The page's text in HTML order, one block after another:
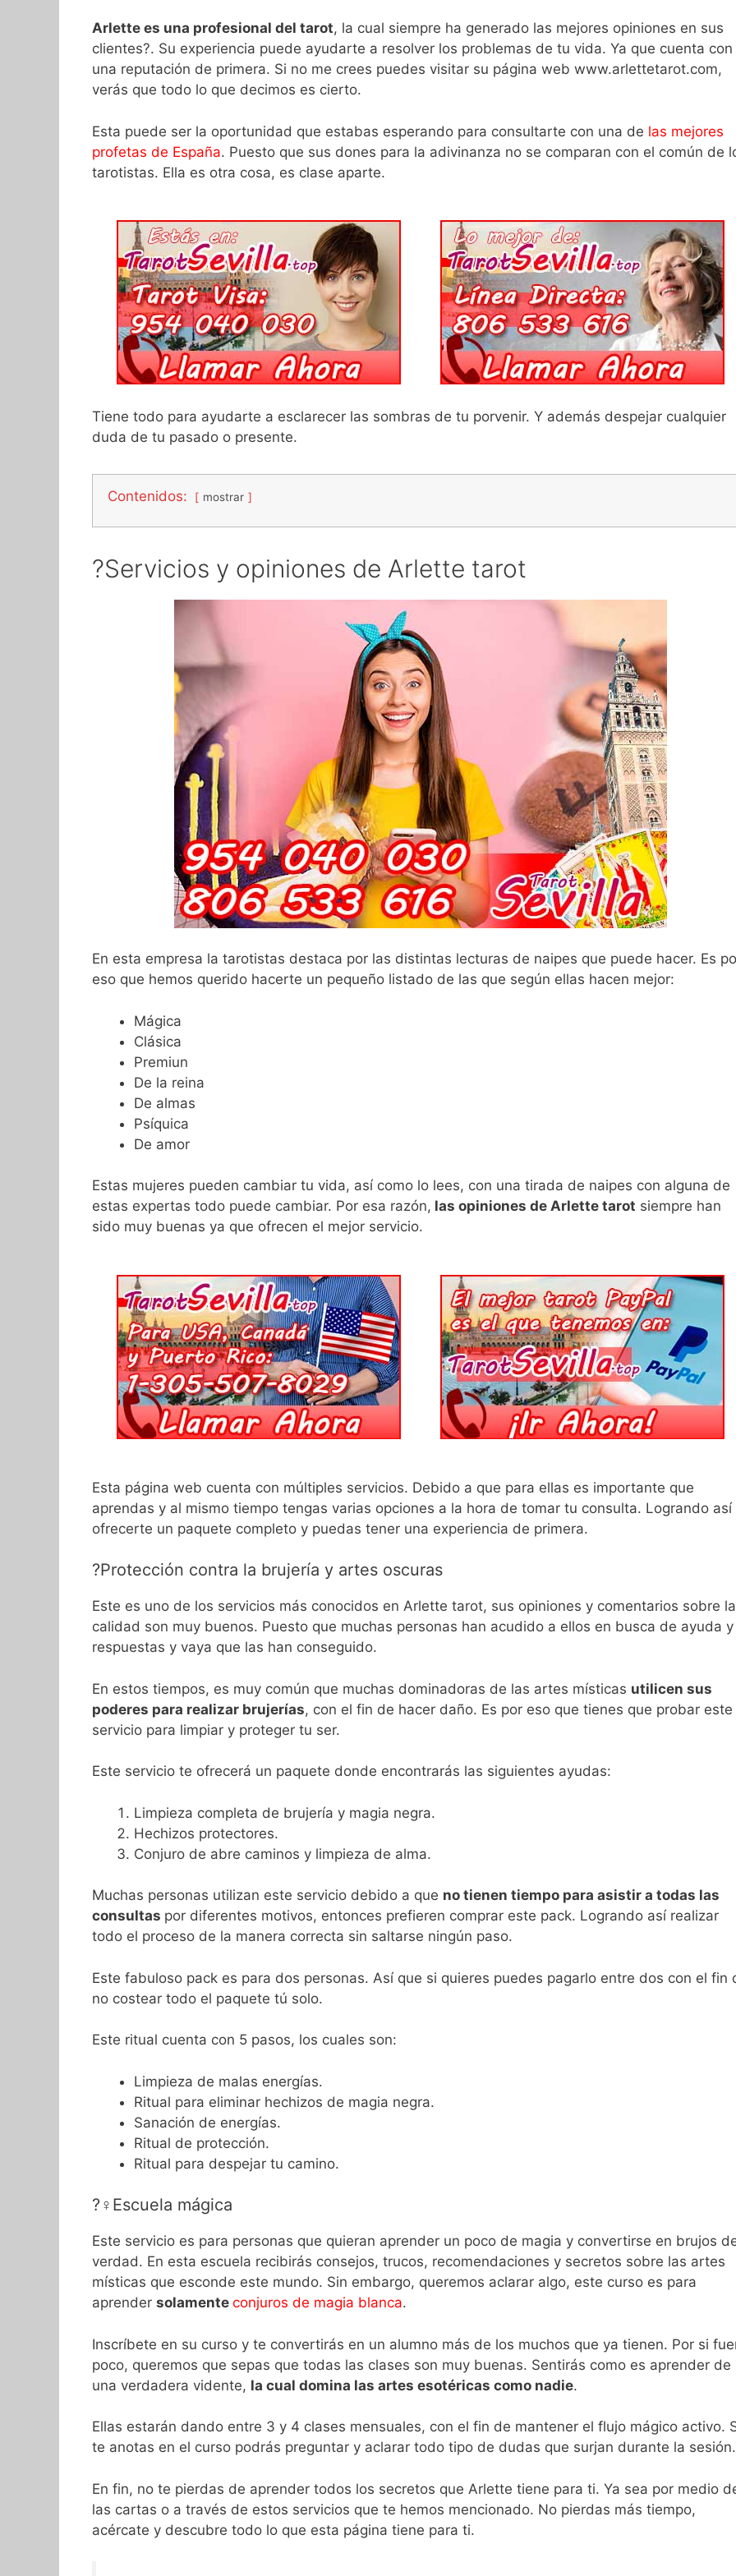
Arlette es una profesional del tarot, la cual siempre ha generado las mejores opiniones en sus
clientes?. Su experiencia puede ayudarte a resolver los problemas de tu vida. Ya que cuenta con
una reputación de primera. Si no me crees puedes visitar su página web www.arlettetarot.com,
verás que todo lo que decimos es cierto.
Esta puede ser la oportunidad que estabas esperando para consultarte con una de las mejores
profetas de España. Puesto que sus dones para la adivinanza no se comparan con el común de
tarotistas. Ella es otra cosa, es clase aparte.
Tiene todo para ayudarte a esclarecer las sombras de tu porvenir. Y además despejar cualquier
duda de tu pasado o presente.
Contenidos: mostrar
?Servicios y opiniones de Arlette tarot
En esta empresa la tarotistas destaca por las distintas lecturas de naipes que puede hacer. Es
eso que hemos querido hacerte un pequeño listado de las que según ellas hacen mejor:
Mágica
Clásica
Premiun
De la reina
De almas
Psíquica
De amor
Estas mujeres pueden cambiar tu vida, así como lo lees, con una tirada de naipes con alguna de
estas expertas todo puede cambiar. Por esa razón, las opiniones de Arlette tarot siempre han
sido muy buenas ya que ofrecen el mejor servicio.
Esta página web cuenta con múltiples servicios. Debido a que para ellas es importante que
aprendas y al mismo tiempo tengas varias opciones a la hora de tomar tu consulta. Logrando así
ofrecerte un paquete completo y puedas tener una experiencia de primera.
?Protección contra la brujería y artes oscuras
Este es uno de los servicios más conocidos en Arlette tarot, sus opiniones y comentarios sobre la
calidad son muy buenos. Puesto que muchas personas han acudido a ellos en busca de ayuda y
respuestas y vaya que las han conseguido.
En estos tiempos, es muy común que muchas dominadoras de las artes místicas utilicen sus
poderes para realizar brujerías, con el fin de hacer daño. Es por eso que tienes que probar este
servicio para limpiar y proteger tu ser.
Este servicio te ofrecerá un paquete donde encontrarás las siguientes ayudas:
Limpieza completa de brujería y magia negra.
Hechizos protectores.
Conjuro de abre caminos y limpieza de alma.
Muchas personas utilizan este servicio debido a que no tienen tiempo para asistir a todas las
consultas por diferentes motivos, entonces prefieren comprar este pack. Logrando así realizar
todo el proceso de la manera correcta sin saltarse ningún paso.
Este fabuloso pack es para dos personas. Así que si quieres puedes pagarlo entre dos con el fin
no costear todo el paquete tú solo.
Este ritual cuenta con 5 pasos, los cuales son:
Limpieza de malas energías.
Ritual para eliminar hechizos de magia negra.
Sanación de energías.
Ritual de protección.
Ritual para despejar tu camino.
?‍♀️Escuela mágica
Este servicio es para personas que quieran aprender un poco de magia y convertirse en brujos
verdad. En esta escuela recibirás consejos, trucos, recomendaciones y secretos sobre las artes
místicas que esconde este mundo. Sin embargo, queremos aclarar algo, este curso es para
aprender solamente conjuros de magia blanca.
Inscríbete en su curso y te convertirás en un alumno más de los muchos que ya tienen. Por si
poco, queremos que sepas que todas las clases son muy buenas. Sentirás como es aprender de
una verdadera vidente, la cual domina las artes esotéricas como nadie.
Ellas estarán dando entre 3 y 4 clases mensuales, con el fin de mantener el flujo mágico activo.
te anotas en el curso podrás preguntar y aclarar todo tipo de dudas que surjan durante la sesión.
En fin, no te pierdas de aprender todos los secretos que Arlette tiene para ti. Ya sea por medio
las cartas o a través de estos servicios que te hemos mencionado. No pierdas más tiempo,
acércate y descubre todo lo que esta página tiene para ti.